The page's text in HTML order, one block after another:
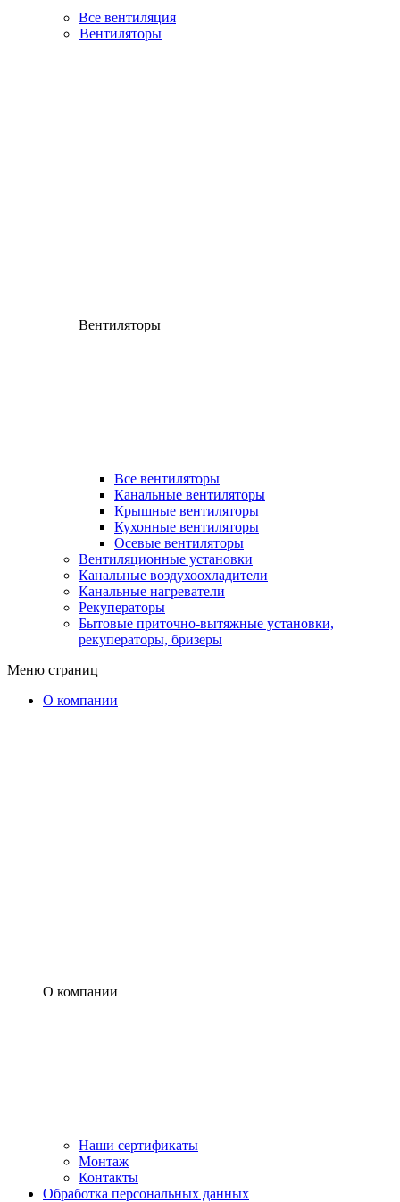
Все вентиляция
Вентиляторы
Вентиляторы
Все вентиляторы
Канальные вентиляторы
Крышные вентиляторы
Кухонные вентиляторы
Осевые вентиляторы
Вентиляционные установки
Канальные воздухоохладители
Канальные нагреватели
Рекуператоры
Бытовые приточно-вытяжные установки,
рекуператоры, бризеры
Меню страниц
О компании
О компании
Наши сертификаты
Монтаж
Контакты
Обработка персональных данных